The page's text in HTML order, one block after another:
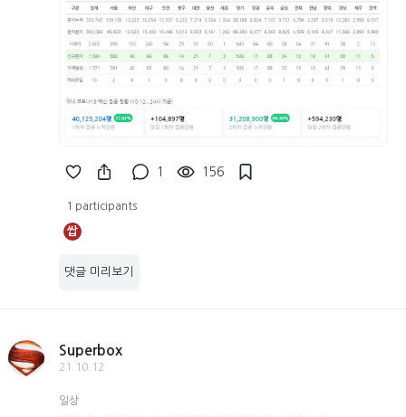
1 156
1 participants
쌉
댓글 미리보기
Superbox
21.10.12
일상